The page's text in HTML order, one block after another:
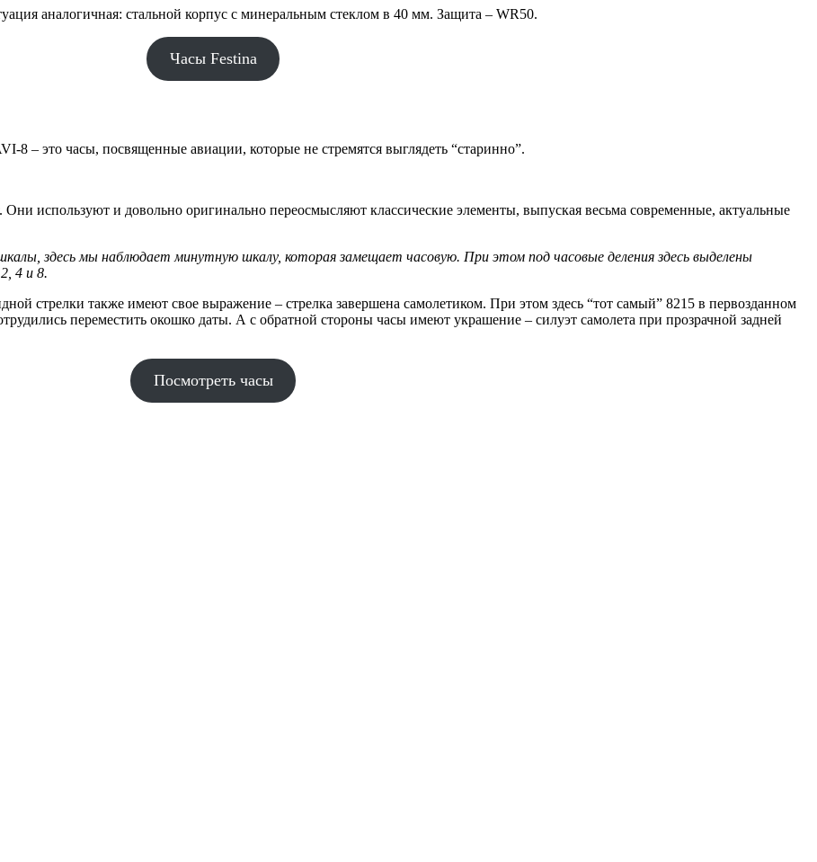
аналогичная: стальной корпус с минеральным стеклом в 40 мм. Защита – WR50.
Часы Festina
– это часы, посвященные авиации, которые не стремятся выглядеть “старинно”.
Они используют и довольно оригинально переосмысляют классические элементы, выпуская весьма современные, актуальные
4 и 8.
стрелки также имеют свое выражение – стрелка завершена самолетиком. При этом здесь “тот самый” 8215 в первозданном
переместить окошко даты. А с обратной стороны часы имеют украшение – силуэт самолета при прозрачной задней
Посмотреть часы